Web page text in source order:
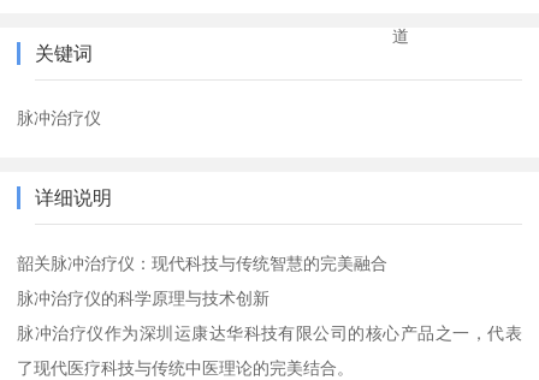
道
关键词
脉冲治疗仪
详细说明
韶关脉冲治疗仪：现代科技与传统智慧的完美融合
脉冲治疗仪的科学原理与技术创新
脉冲治疗仪作为深圳运康达华科技有限公司的核心产品之一，代表
了现代医疗科技与传统中医理论的完美结合。